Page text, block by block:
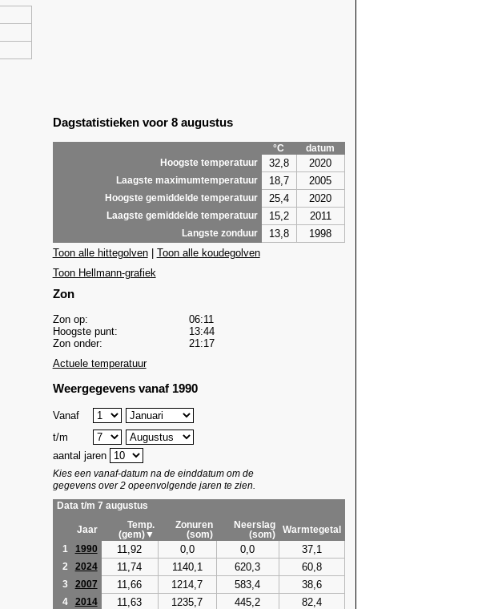
Dagstatistieken voor 8 augustus
°C
datum
Hoogste temperatuur
32,8 2020
Laagste maximumtemperatuur 18,7 2005
Hoogste gemiddelde temperatuur 25,4 2020
Laagste gemiddelde temperatuur 15,2 2011
Langste zonduur 13,8
1998
Toon alle hittegolven| Toon alle koudegolven
Toon Hellmann-grafiek
Zon
Zon op:
06:11
Hoogste punt:
13:44
Zon onder:
21:17
Actuele temperatuur
Weergegevens vanaf 1990
Vanaf
t/m
aantal jaren
Kies een vanaf-datum na de einddatum om de
gegevens over 2 opeenvolgende jaren te zien.
Data t/m 7 augustus
Jaar
Temp.
(gem)▼
Zonuren
(som)
Neerslag
(som)
Warmtegetal
1
1990 11,92 0,0 0,0 37,1
2 2024 11,74 1140,1 620,3 60,8
3 2007 11,66 1214,7 583,4 38,6
4 2014 11,63 1235,7 445,2 82,4